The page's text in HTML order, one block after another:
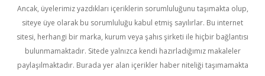
Ancak, üyelerimiz yazdıkları içeriklerin sorumluluğunu taşımakta olup,
siteye üye olarak bu sorumluluğu kabul etmiş sayılırlar. Bu internet
sitesi, herhangi bir marka, kurum veya şahıs şirketi ile hiçbir bağlantısı
bulunmamaktadır. Sitede yalnızca kendi hazırladığımız makaleler
paylaşılmaktadır. Burada yer alan içerikler haber niteliği taşımamakta